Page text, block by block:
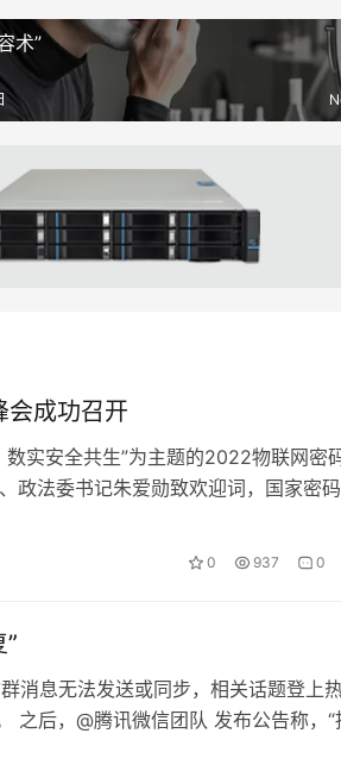
术”
成功召开
实安全共生”为主题的2022物联网密
政法委书记朱爱勋致欢迎词，国家密码
0 937 0
消息无法发送或同步，相关话题登上
之后，@腾讯微信团队 发布公告称，“